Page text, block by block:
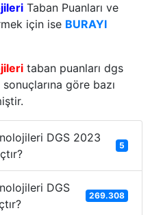
Taban Puanları ve
için ise BURAYI
taban puanları dgs
göre bazı
DGS 2023
5
DGS
269.308